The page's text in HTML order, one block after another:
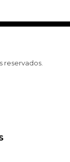
reservados.